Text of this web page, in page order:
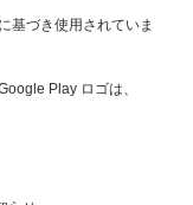
基づき使用されていま
Play ロゴは、